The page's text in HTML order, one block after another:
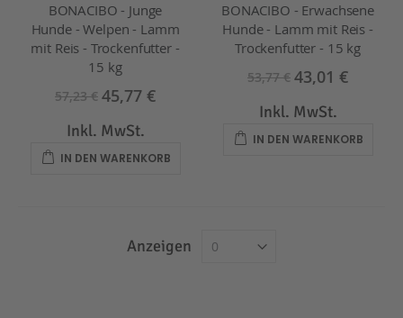
BONACIBO - Junge
Hunde - Welpen - Lamm
mit Reis - Trockenfutter -
15 kg
57,23 € 45,77 €
Inkl. MwSt.
IN DEN WARENKORB
BONACIBO - Erwachsene
Hunde - Lamm mit Reis -
Trockenfutter - 15 kg
53,77 € 43,01 €
Inkl. MwSt.
IN DEN WARENKORB
Anzeigen